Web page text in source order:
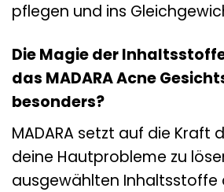
pflegen und ins
Die Magie der
das MADARA Acne
besonders?
MADARA setzt auf die Kraft
deine Hautprobleme zu
ausgewählten Inhaltsstoffe